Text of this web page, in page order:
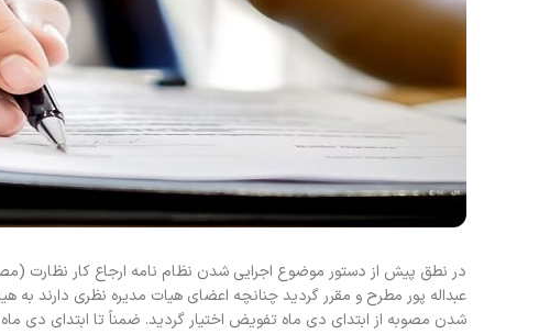
عبداله پور مطرح و مقرر گردید چنانچه اعضای هیات مدیره نظری دارند به
شدن مصوبه از ابتدای دی ماه تفویض اختیار گردید. ضمناً تا ابتدای دی ماه